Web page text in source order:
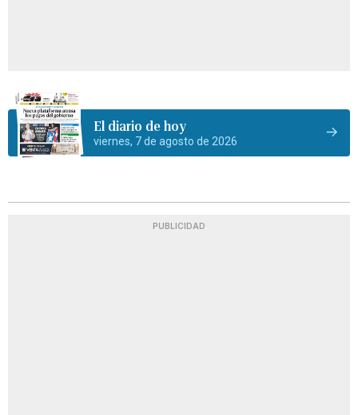
El diario de hoy
viernes, 7 de agosto de 2026
PUBLICIDAD